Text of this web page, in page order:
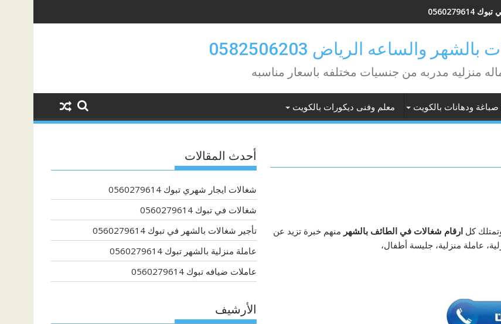
والساعه الرياض 0582506203
منزليه مدربه من جنسيات مختلفه باسعار مناسبه
ودهانات بالكويت معلم وفنى ديكورات بالكويت
كل ارقام شغالات في الطائف بالشهر منهم خبرة تزيد عن
عاملة منزلية، جليسة أطفال،
أحدث المقالات
شغالات ايجار شهري تبوك 0560279614
شغالات في تبوك 0560279614
تأجير شغالات بالشهر في تبوك 0560279614
عاملة منزلية بالشهر تبوك 0560279614
عاملات ضيافه تبوك 0560279614
الأرشيف